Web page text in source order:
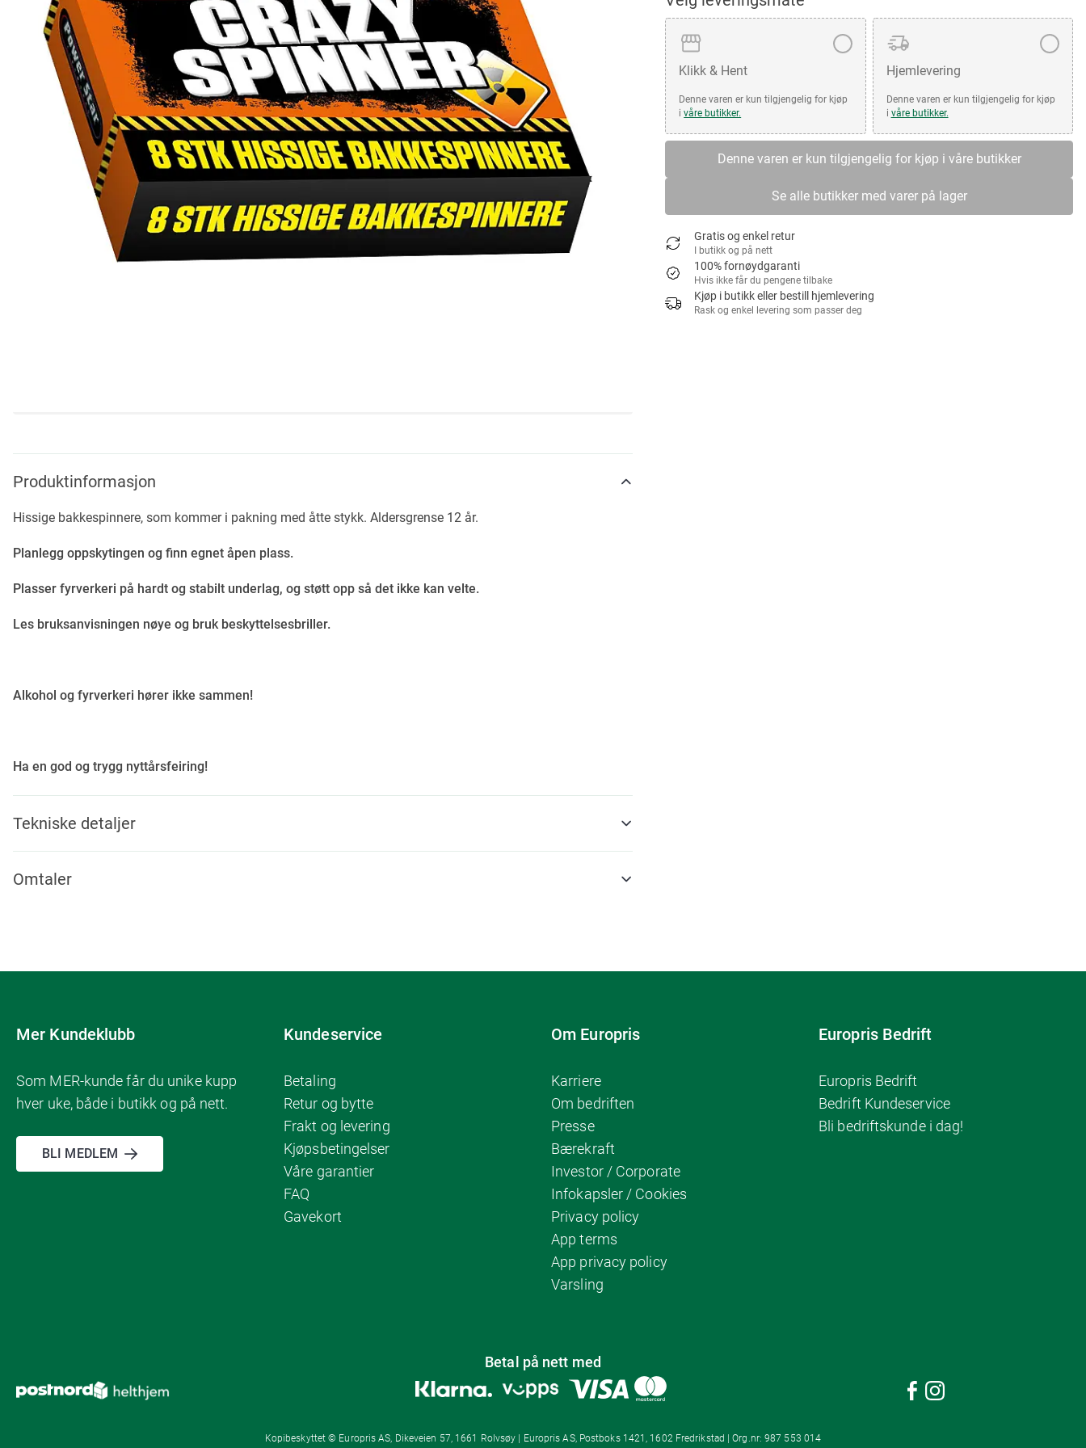
Klikk & Hent
Denne varen er kun tilgjengelig for kjøp
ivåre butikker.
Hjemlevering
Denne varen er kun tilgjengelig for kjøp
i våre butikker.
Denne varen er kun tilgjengelig for kjøp i våre butikker
Se alle butikker med varer på lager
Gratis og enkel retur
I butikk og på nett
100% fornøydgaranti
Hvis ikke får du pengene tilbake
Kjøp i butikk eller bestill hjemlevering
Rask og enkel levering som passer deg
the
beginning
the
images
gallery
Produktinformasjon
Hissige bakkespinnere, som kommer i pakning med åtte stykk. Aldersgrense 12 år.
Planlegg oppskytingen og finn egnet åpen plass.
Plasser fyrverkeri på hardt og stabilt underlag, og støtt opp så det ikke kan velte.
Les bruksanvisningen nøye og bruk beskyttelsesbriller.
Alkohol og fyrverkeri hører ikke sammen!
Ha en god og trygg nyttårsfeiring!
Tekniske detaljer
Omtaler
Mer Kundeklubb
Som MER-kunde får du unike kupp
hver uke, både i butikk og på nett.
BLI MEDLEM
Kundeservice
Betaling
Retur og bytte
Frakt og levering
Kjøpsbetingelser
Våre garantier
FAQ
Gavekort
Om Europris
Karriere
Om bedriften
Presse
Bærekraft
Investor / Corporate
Infokapsler / Cookies
Privacy policy
App terms
App privacy policy
Varsling
Europris Bedrift
Europris Bedrift
Bedrift Kundeservice
Bli bedriftskunde i dag!
Betal på nett med
Kopibeskyttet © Europris AS, Dikeveien 57, 1661 Rolvsøy | Europris AS, Postboks 1421, 1602 Fredrikstad | Org.nr: 987 553 014